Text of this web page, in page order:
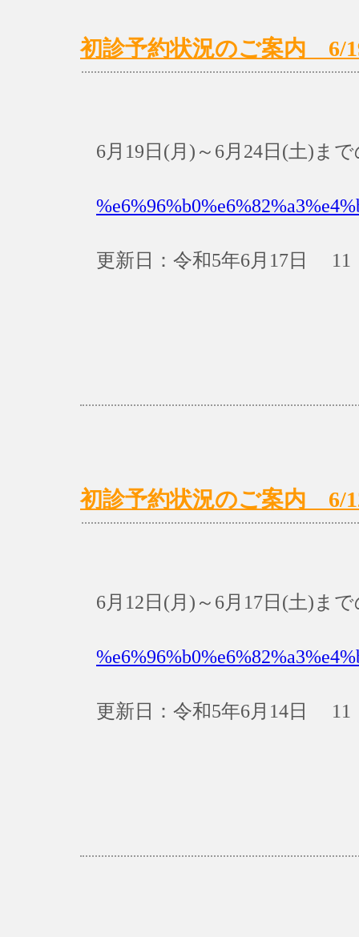
初診予約状況のご案内 6/
6月19日(月)～6月24日(土)ま
更新日：令和5年6月17日 11
初診予約状況のご案内 6/
6月12日(月)～6月17日(土)ま
更新日：令和5年6月14日 11